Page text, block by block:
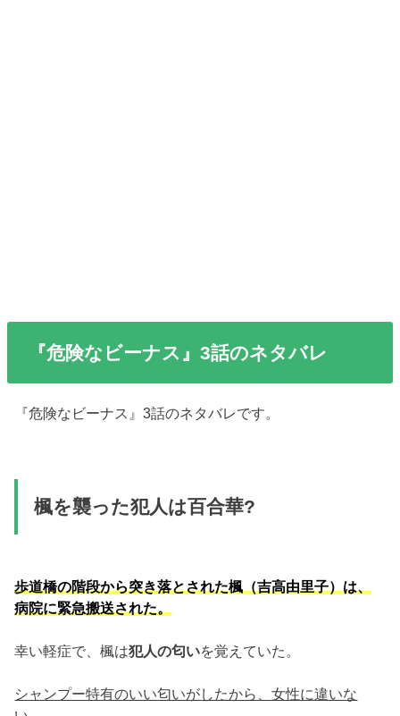
『危険なビーナス』3話のネタバレ
『危険なビーナス』3話のネタバレです。
楓を襲った犯人は百合華?
歩道橋の階段から突き落とされた楓（吉高由里子）は、
病院に緊急搬送された。
幸い軽症で、楓は犯人の匂いを覚えていた。
シャンプー特有のいい匂いがしたから、女性に違いな